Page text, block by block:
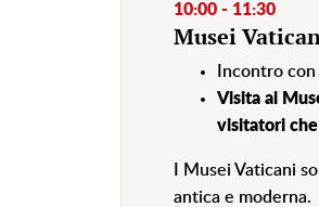
10:00 - 11:30
Musei
Incontro
Visita ai
visitatori
I Musei Vaticani
antica e moderna.